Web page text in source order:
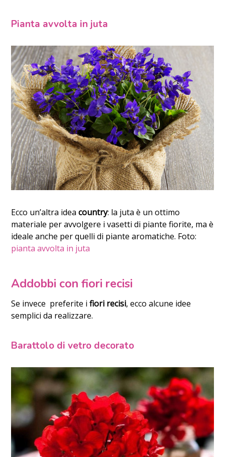
Pianta avvolta in juta
Ecco un’altra ideacountry: la juta è un ottimo
materiale per avvolgere i vasetti di piante fiorite, ma è
ideale anche per quelli di piante aromatiche. Foto:
pianta avvolta in juta
Addobbi con fiori recisi
Se invece preferite ifiori recisi, ecco alcune idee
semplici da realizzare.
Barattolo di vetro decorato